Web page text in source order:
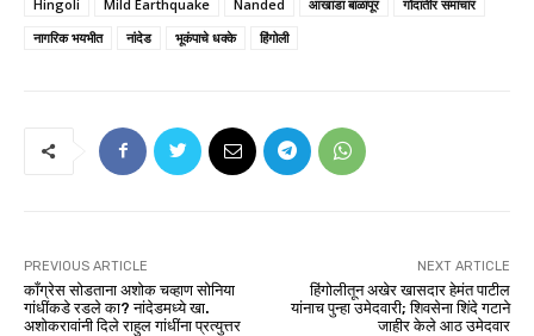
Hingoli Mild Earthquake Nanded आखाडा बाळापूर
गोदातीर समाचार
नागरिक भयभीत
नांदेड भूकंपाचे धक्के हिंगोली
PREVIOUS ARTICLE
काँग्रेस सोडताना अशोक चव्हाण सोनिया
गांधींकडे रडले का? नांदेडमध्ये खा.
अशोकरावांनी दिले राहुल गांधींना प्रत्युत्तर
NEXT ARTICLE
हिंगोलीतून अखेर खासदार हेमंत पाटील
यांनाच पुन्हा उमेदवारी; शिवसेना शिंदे गटाने
जाहीर केले आठ उमेदवार